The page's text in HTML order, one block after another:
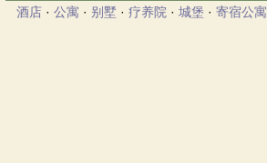
酒店 · 公寓 · 别墅 · 疗养院 · 城堡 · 寄宿公寓